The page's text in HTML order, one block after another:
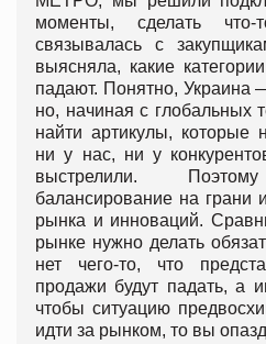
моменты, сделать что-
связывалась с
выясняла, какие
падают. Понятно, Украина
но, начиная с глобальных
найти артикулы, которые
ни у нас, ни у
выстрелили.
балансирование на грани
рынка и инноваций.
рынке нужно делать
нет чего-то, что
продажи будут падать, а
чтобы ситуацию
идти за рынком, то вы